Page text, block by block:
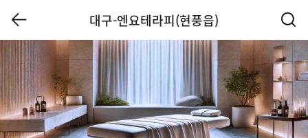
대구-엔요테라피(현풍읍)